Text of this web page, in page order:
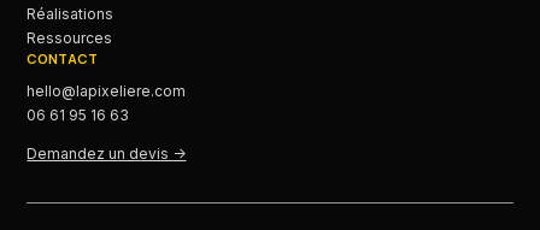
Réalisations
Ressources
CONTACT
hello@lapixeliere.com
06 61 95 16 63
Demandez un devis ->